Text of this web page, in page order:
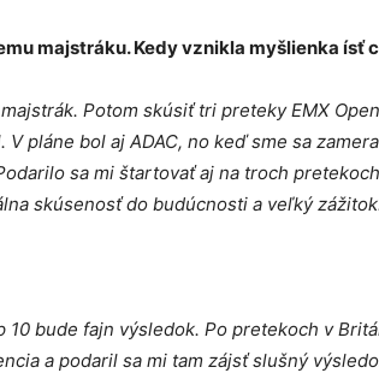
majstráku. Kedy vznikla myšlienka ísť
Potom skúsiť tri preteky EMX
pláne bol aj ADAC, no keď sme sa
sa mi štartovať aj na troch
skúsenosť do budúcnosti a veľký
bude fajn výsledok. Po pretekoch v
a podaril sa mi tam zájsť slušný